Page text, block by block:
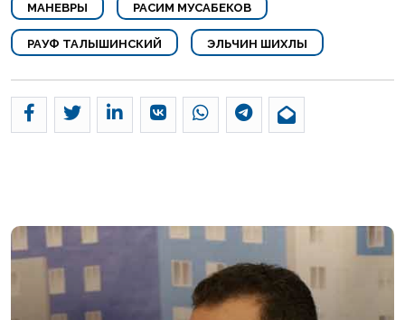
МАНЕВРЫ РАСИМ МУСАБЕКОВ
РАУФ ТАЛЫШИНСКИЙ ЭЛЬЧИН ШИХЛЫ